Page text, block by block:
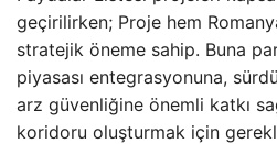
geçirilirken; Proje hem
stratejik öneme sahip. Buna
piyasası entegrasyonuna,
arz güvenliğine önemli katkı
koridoru oluşturmak için